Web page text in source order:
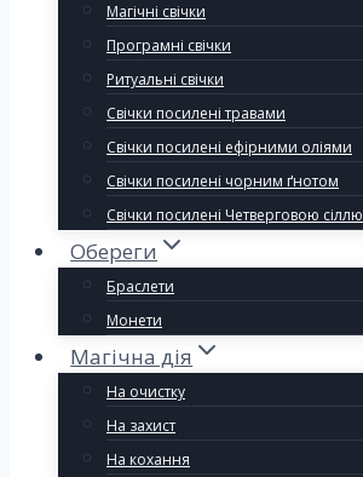
Магічні свічки
Програмні свічки
Ритуальні свічки
Свічки посилені травами
Свічки посилені ефірними оліями
Свічки посилені чорним ґнотом
Свічки посилені Четверговою сіллю
Обереги
Браслети
Монети
Магічна дія
На очистку
На захист
На кохання